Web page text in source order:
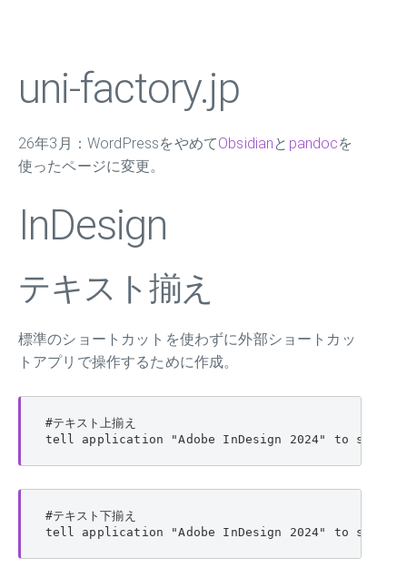
uni-factory.jp
26年3月：WordPressをやめてObsidian と pandocを
使ったページに変更。
InDesign
テキスト揃え
標準のショートカットを使わずに外部ショートカッ
トアプリで操作するために作成。
#テキスト上揃え
tell application "Adobe InDesign 2024" to set
#テキスト下揃え
tell application "Adobe InDesign 2024" to set